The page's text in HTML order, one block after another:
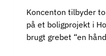
Koncenton tilbyder
på et boligprojekt i
brugt grebet “en